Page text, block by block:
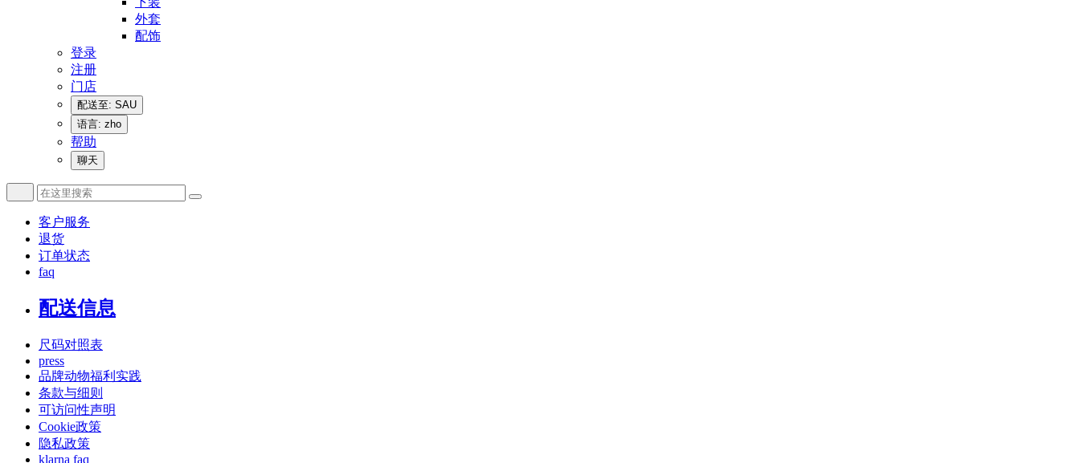
外套
配饰
登录
注册
门店
配送至: SAU
语言: zho
帮助
聊天
客户服务
退货
订单状态
faq
配送信息
尺码对照表
press
品牌动物福利实践
条款与细则
可访问性声明
Cookie政策
隐私政策
klarna faq